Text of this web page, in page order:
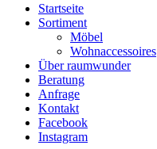
Startseite
Sortiment
Möbel
Wohnaccessoires
Über raumwunder
Beratung
Anfrage
Kontakt
Facebook
Instagram